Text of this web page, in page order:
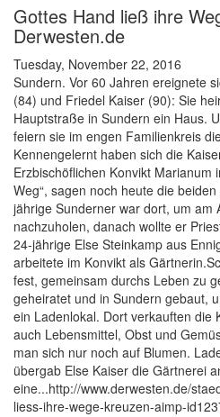
Gottes Hand ließ ihre
Derwesten.de
Tuesday, November 22, 2016
Sundern. Vor 60 Jahren ereignete
(84) und Friedel Kaiser (90): Sie
Hauptstraße in Sundern ein Haus.
feiern sie im engen Familienkreis
Kennengelernt haben sich die
Erzbischöflichen Konvikt Marianum
Weg“, sagen noch heute die
jährige Sunderner war dort, um am
nachzuholen, danach wollte er
24-jährige Else Steinkamp aus
arbeitete im Konvikt als
fest, gemeinsam durchs Leben zu
geheiratet und in Sundern gebaut,
ein Ladenlokal. Dort verkauften die
auch Lebensmittel, Obst und
man sich nur noch auf Blumen.
übergab Else Kaiser die Gärtnerei
eine...http://www.derwesten.de/
liess-ihre-wege-kreuzen-aimp-